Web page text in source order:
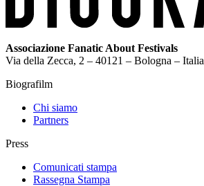
Associazione Fanatic About Festivals
Via della Zecca, 2 – 40121 – Bologna – Italia
Biografilm
Chi siamo
Partners
Press
Comunicati stampa
Rassegna Stampa